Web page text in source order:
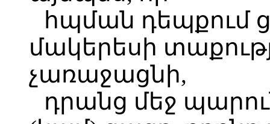
հպման դեպքում
մակերեսի
չառաջացնի,
դրանց մեջ